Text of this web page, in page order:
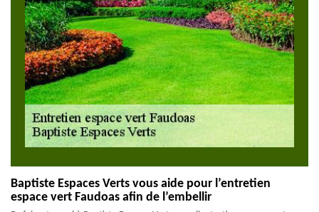
Baptiste Espaces Verts vous aide pour l’entretien
espace vert Faudoas afin de l’embellir